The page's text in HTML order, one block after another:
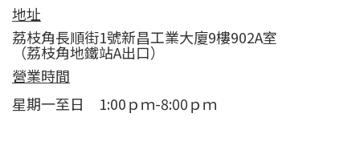
地址
荔枝角長順街1號新昌工業大廈9樓902A室
（荔枝角地鐵站A出口）
營業時間
星期一至日 1:00ｐｍ-8:00ｐｍ